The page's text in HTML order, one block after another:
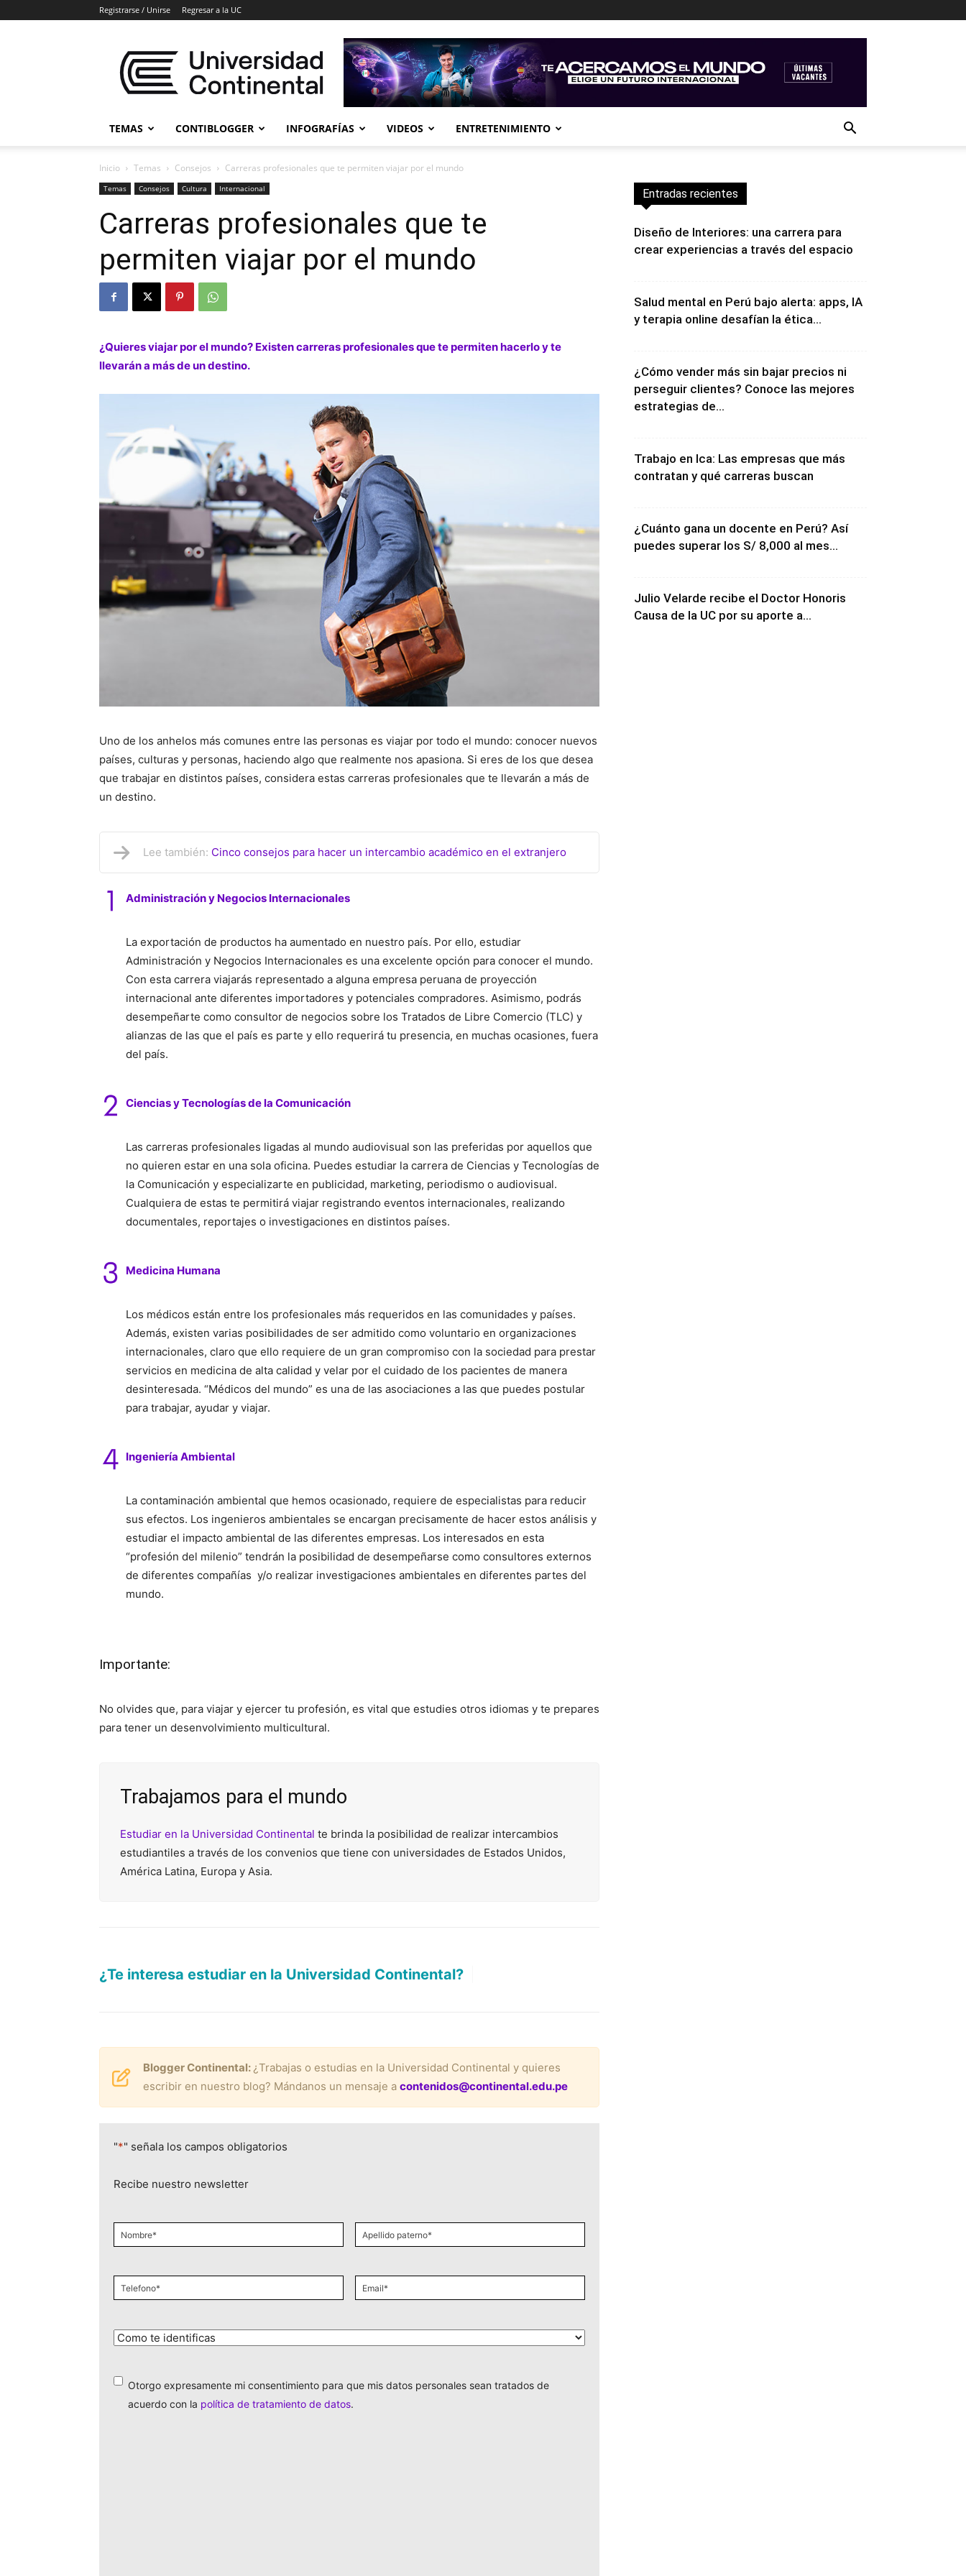
Registrarse / Unirse Regresar a la UC
Universidad
Continental
TEMAS CONTIBLOGGER INFOGRAFÍAS VIDEOS ENTRETENIMIENTO
Inicio Temas Consejos Carreras profesionales que te permiten viajar por el mundo
Temas Consejos Cultura Internacional
Carreras profesionales que te
permiten viajar por el mundo
¿Quieres viajar por el mundo? Existen carreras profesionales que te permiten hacerlo y te
llevarán a más de un destino.
Uno de los anhelos más comunes entre las personas es viajar por todo el mundo: conocer nuevos
países, culturas y personas, haciendo algo que realmente nos apasiona. Si eres de los que desea
que trabajar en distintos países, considera estas carreras profesionales que te llevarán a más de
un destino.
Lee también: Cinco consejos para hacer un intercambio académico en el extranjero
Administración y Negocios Internacionales
La exportación de productos ha aumentado en nuestro país. Por ello, estudiar
Administración y Negocios Internacionales es una excelente opción para conocer el mundo.
Con esta carrera viajarás representado a alguna empresa peruana de proyección
internacional ante diferentes importadores y potenciales compradores. Asimismo, podrás
desempeñarte como consultor de negocios sobre los Tratados de Libre Comercio (TLC) y
alianzas de las que el país es parte y ello requerirá tu presencia, en muchas ocasiones, fuera
del país.
Ciencias y Tecnologías de la Comunicación
Las carreras profesionales ligadas al mundo audiovisual son las preferidas por aquellos que
no quieren estar en una sola oficina. Puedes estudiar la carrera de Ciencias y Tecnologías de
la Comunicación y especializarte en publicidad, marketing, periodismo o audiovisual.
Cualquiera de estas te permitirá viajar registrando eventos internacionales, realizando
documentales, reportajes o investigaciones en distintos países.
Medicina Humana
Los médicos están entre los profesionales más requeridos en las comunidades y países.
Además, existen varias posibilidades de ser admitido como voluntario en organizaciones
internacionales, claro que ello requiere de un gran compromiso con la sociedad para prestar
servicios en medicina de alta calidad y velar por el cuidado de los pacientes de manera
desinteresada. “Médicos del mundo” es una de las asociaciones a las que puedes postular
para trabajar, ayudar y viajar.
Ingeniería Ambiental
La contaminación ambiental que hemos ocasionado, requiere de especialistas para reducir
sus efectos. Los ingenieros ambientales se encargan precisamente de hacer estos análisis y
estudiar el impacto ambiental de las diferentes empresas. Los interesados en esta
“profesión del milenio” tendrán la posibilidad de desempeñarse como consultores externos
de diferentes compañías y/o realizar investigaciones ambientales en diferentes partes del
mundo.
Importante:
No olvides que, para viajar y ejercer tu profesión, es vital que estudies otros idiomas y te prepares
para tener un desenvolvimiento multicultural.
Trabajamos para el mundo
Estudiar en la Universidad Continental te brinda la posibilidad de realizar intercambios
estudiantiles a través de los convenios que tiene con universidades de Estados Unidos,
América Latina, Europa y Asia.
¿Te interesa estudiar en la Universidad Continental?
Blogger Continental: ¿Trabajas o estudias en la Universidad Continental y quieres
escribir en nuestro blog? Mándanos un mensaje a contenidos@continental.edu.pe
"*" señala los campos obligatorios
Recibe nuestro newsletter
Nombre*
Apellido
paterno*
Celular* Email*
¿Cómo
identificas?
*
Otorgo expresamente mi consentimiento para que mis datos personales sean tratados de
acuerdo con la política de tratamiento de datos.
Entradas recientes
Diseño de Interiores: una carrera para
crear experiencias a través del espacio
Salud mental en Perú bajo alerta: apps, IA
y terapia online desafían la ética...
¿Cómo vender más sin bajar precios ni
perseguir clientes? Conoce las mejores
estrategias de...
Trabajo en Ica: Las empresas que más
contratan y qué carreras buscan
¿Cuánto gana un docente en Perú? Así
puedes superar los S/ 8,000 al mes...
Julio Velarde recibe el Doctor Honoris
Causa de la UC por su aporte a...